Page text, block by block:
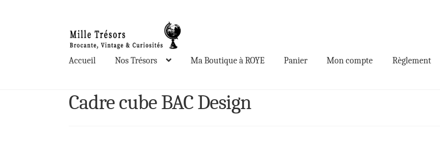
à
la
navigation
au
contenu
Accueil Nos Trésors Ma Boutique à ROYE Panier Mon compte Règlement
Cadre cube BAC Design